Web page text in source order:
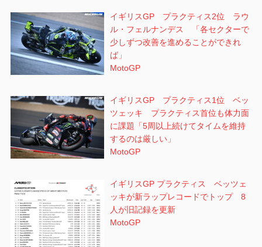
イギリスGP プラクティス2位 ラウ
ル・フェルナンデス 「各セクターで
少しずつ改善を進めることができれ
ば」
MotoGP
イギリスGP プラクティス1位 ベッ
ツェッキ プラクティス首位も体力面
に課題「5周以上続けてタイムを維持
するのは厳しい」
MotoGP
イギリスGP プラクティス ベッツェ
ッキが新ラップレコードでトップ 8
人が旧記録を更新
MotoGP